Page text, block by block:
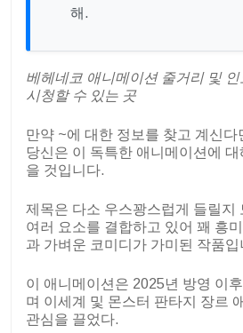
해.
베헤네코 애니메이션 줄거리 및
시청할 수 있는 곳
만약 ~에 대한 정보를 찾고 계신다
당신은 이 독특한 애니메이션에
을 것입니다.
제목은 다소 우스꽝스럽게 들릴지
여러 요소를 결합하고 있어 꽤 흥
과 가벼운 코미디가 가미된 작품입
이 애니메이션은 2025년 방영 이
며 이세계 및 몬스터 판타지 장르
관심을 끌었다.